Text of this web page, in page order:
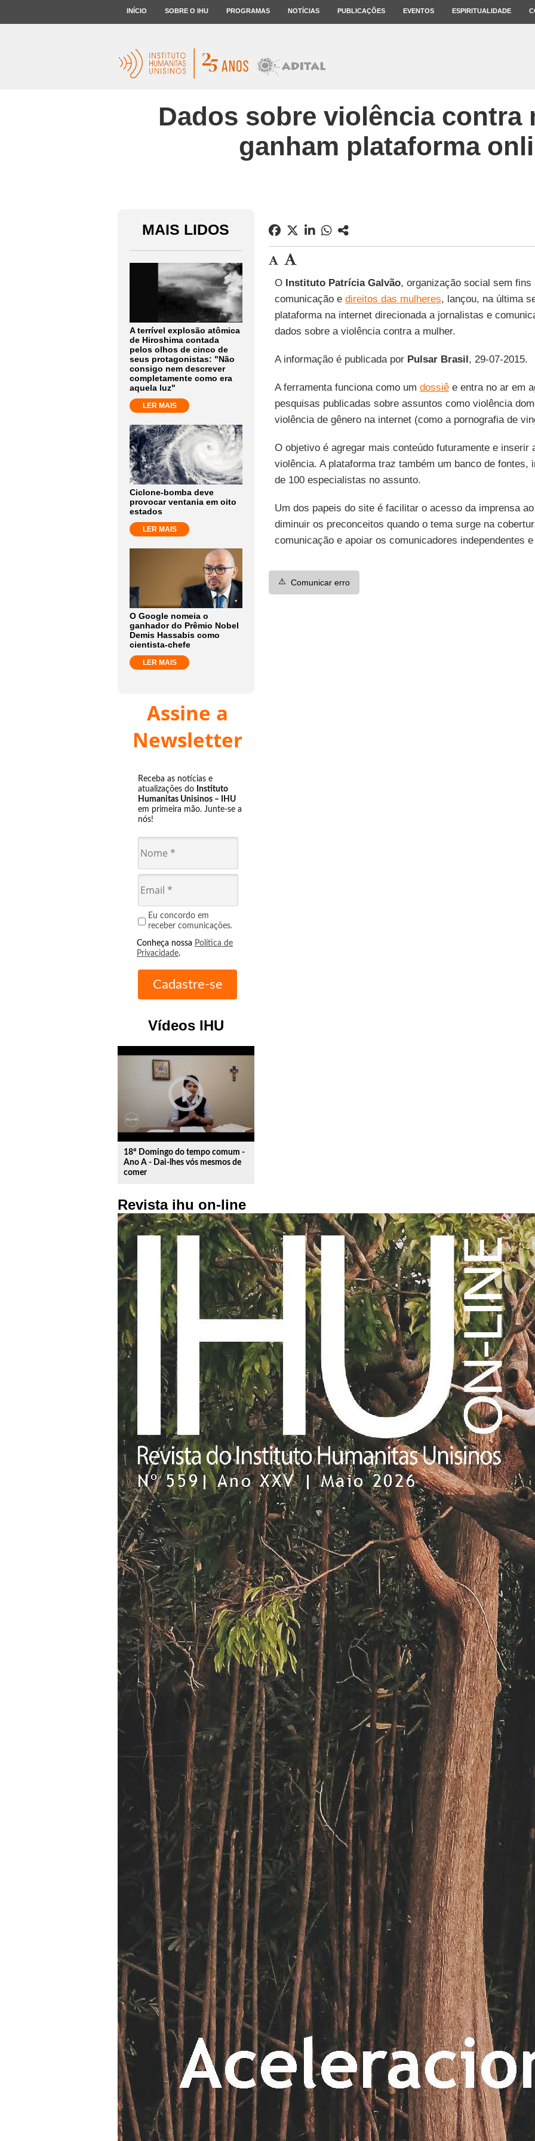
INÍCIO SOBRE O IHU PROGRAMAS NOTÍCIAS PUBLICAÇÕES EVENTOS ESPIRITUALIDADE
Dados sobre violência contra
ganham plataforma
MAIS LIDOS
A terrível explosão atômica
de Hiroshima contada
pelos olhos de cinco de
seus protagonistas: "Não
consigo nem descrever
completamente como era
aquela luz"
LER MAIS
Ciclone-bomba deve
provocar ventania em oito
estados
LER MAIS
O Google nomeia o
ganhador do Prêmio Nobel
Demis Hassabis como
cientista-chefe
LER MAIS
Assine a
Newsletter
Receba as notícias e
atualizações do Instituto
Humanitas Unisinos – IHU
em primeira mão. Junte-se a
nós!
Eu concordo em
receber comunicações.
Conheça nossa Política de
Privacidade.
Vídeos IHU
play_circle_outline
18º Domingo do tempo comum -
Ano A - Dai-lhes vós mesmos de
comer
Revista ihu on-line
O Instituto Patrícia Galvão, organização social sem
comunicação e direitos das mulheres, lançou, na última
plataforma na internet direcionada a jornalistas e
dados sobre a violência contra a mulher.
A informação é publicada por Pulsar Brasil, 29-07-2015.
A ferramenta funciona como um dossiêe entra no ar em
pesquisas publicadas sobre assuntos como violência
violência de gênero na internet (como a pornografia de
O objetivo é agregar mais conteúdo futuramente e inserir
violência. A plataforma traz também um banco de fontes,
de 100 especialistas no assunto.
Um dos papeis do site é facilitar o acesso da imprensa
diminuir os preconceitos quando o tema surge na
comunicação e apoiar os comunicadores independentes
⚠️ Comunicar erro